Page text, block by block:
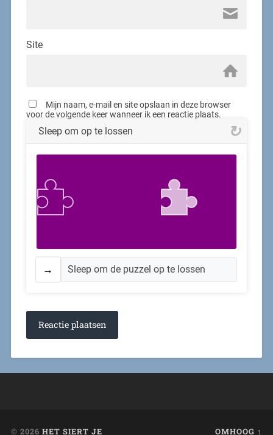
Site
Mijn naam, e-mail en site opslaan in deze browser
voor de volgende keer wanneer ik een reactie plaats.
Sleep om op te lossen
Sleep om de puzzel op te lossen
© 2026 HET SIERT JE OMHOOG ↑